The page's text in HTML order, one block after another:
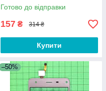
Готово до відправки
157 ₴ 314 ₴
Купити
–50%